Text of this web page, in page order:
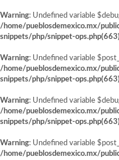
Warning: Undefined variable
/home/pueblosdemexico.mx/
snippets/php/snippet-
Warning: Undefined variable
/home/pueblosdemexico.mx/
snippets/php/snippet-
Warning: Undefined variable
/home/pueblosdemexico.mx/
snippets/php/snippet-
Warning: Undefined variable
/home/pueblosdemexico.mx/